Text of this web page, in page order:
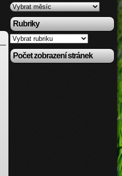
Archivy
Rubriky
Rubriky
Počet zobrazení stránek